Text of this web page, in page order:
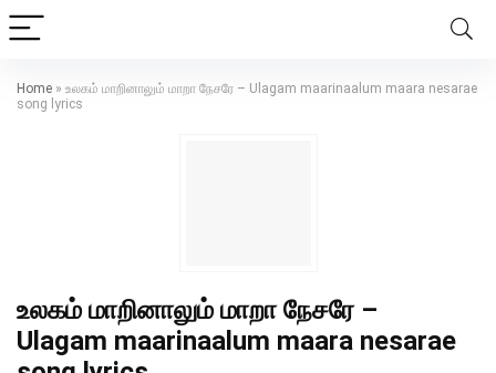
Home » உலகம் மாறினாலும் மாறா நேசரே – Ulagam maarinaalum maara nesarae
song lyrics
உலகம் மாறினாலும் மாறா நேசரே –
Ulagam maarinaalum maara nesarae